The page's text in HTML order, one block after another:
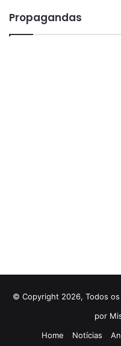
Propagandas
© Copyright 2026, Todos
por
Home
Notícias